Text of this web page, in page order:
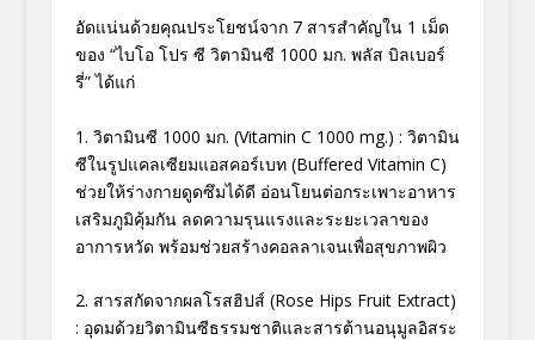
อัดแน่นด้วยคุณประโยชน์จาก 7 สารสำคัญใน 1 เม็ด
ของ “ไบโอ โปร ซี วิตามินซี 1000 มก. พลัส บิลเบอร์
รี่” ได้แก่
1. วิตามินซี 1000 มก. (Vitamin C 1000 mg.) : วิตามิน
ซีในรูปแคลเซียมแอสคอร์เบท (Buffered Vitamin C)
ช่วยให้ร่างกายดูดซึมได้ดี อ่อนโยนต่อกระเพาะอาหาร
เสริมภูมิคุ้มกัน ลดความรุนแรงและระยะเวลาของ
อาการหวัด พร้อมช่วยสร้างคอลลาเจนเพื่อสุขภาพผิว
2. สารสกัดจากผลโรสฮิปส์ (Rose Hips Fruit Extract)
: อุดมด้วยวิตามินซีธรรมชาติและสารต้านอนุมูลอิสระ